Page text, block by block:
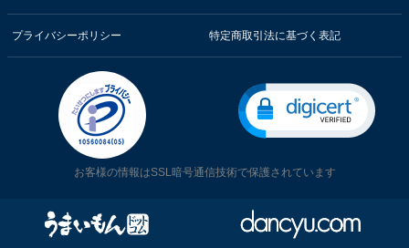
プライバシーポリシー 特定商取引法に基づく表記
お客様の情報はSSL暗号通信技術で保護されています